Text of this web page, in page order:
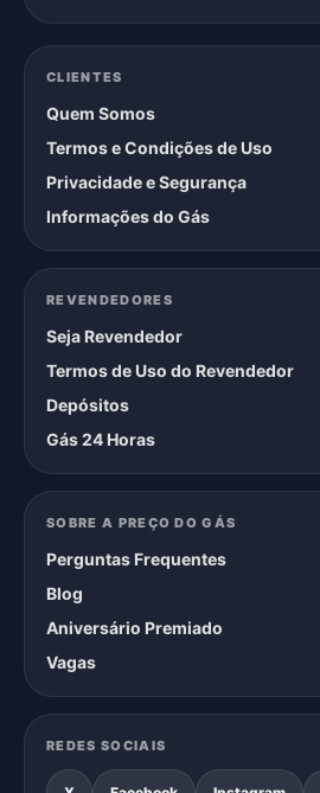
CLIENTES
Quem Somos
Termos e Condições de Uso
Privacidade e Segurança
Informações do Gás
REVENDEDORES
Seja Revendedor
Termos de Uso do Revendedor
Depósitos
Gás 24 Horas
SOBRE A PREÇO DO GÁS
Perguntas Frequentes
Blog
Aniversário Premiado
Vagas
REDES SOCIAIS